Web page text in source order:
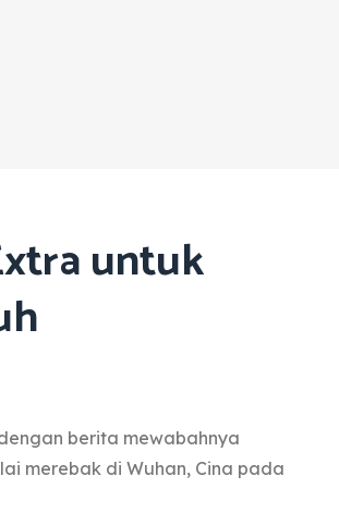
untuk
berita mewabahnya
merebak di Wuhan, Cina pada